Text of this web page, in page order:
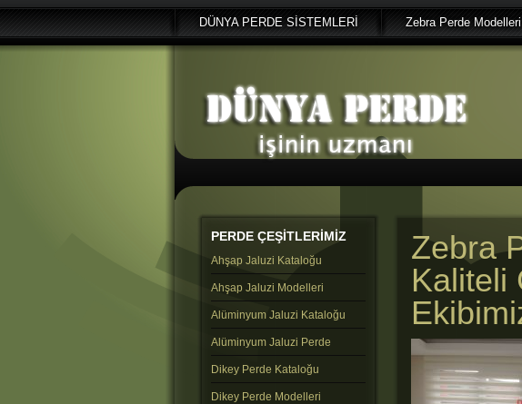
DÜNYA PERDE SİSTEMLERİ Zebra Perde Modelleri
Zebra
Kaliteli
PERDE ÇEŞİTLERİMİZ
Ahşap Jaluzi Kataloğu
Ahşap Jaluzi Modelleri
Alüminyum Jaluzi Kataloğu
Alüminyum Jaluzi Perde
Dikey Perde Kataloğu
Dikey Perde Modelleri